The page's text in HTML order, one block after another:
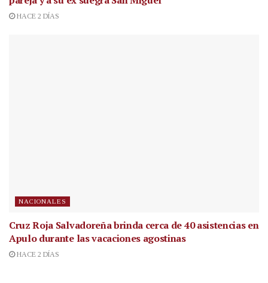
HACE 2 DÍAS
NACIONALES
Cruz Roja Salvadoreña brinda cerca de 40 asistencias en
Apulo durante las vacaciones agostinas
HACE 2 DÍAS